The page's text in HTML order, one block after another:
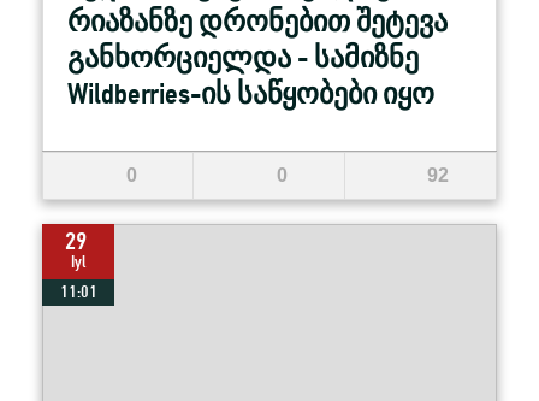
რიაზანზე დრონებით შეტევა
განხორციელდა - სამიზნე
Wildberries-ის საწყობები იყო
0 0 92
29
Iyl
11:01